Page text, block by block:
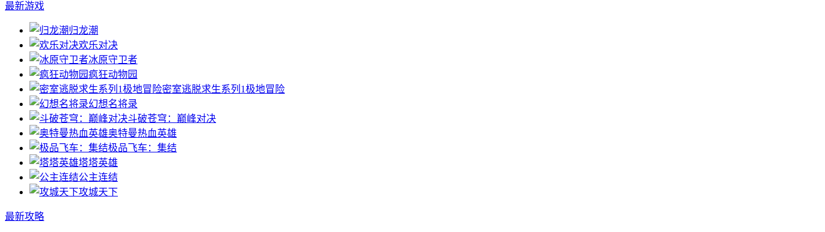
最新游戏
归龙潮
欢乐对决
冰原守卫者
疯狂动物园
密室逃脱求生系列1极地冒险
幻想名将录
斗破苍穹：巅峰对决
奥特曼热血英雄
极品飞车：集结
塔塔英雄
公主连结
攻城天下
最新攻略